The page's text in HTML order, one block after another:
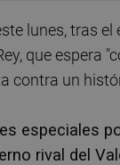
lunes, tras
que espera
contra un
especiales
rival del